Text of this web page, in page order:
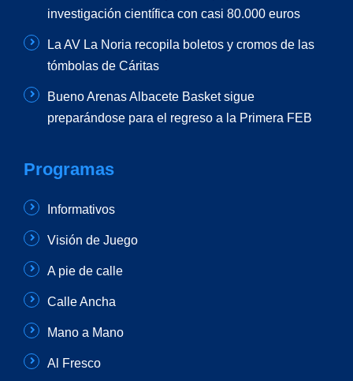
investigación científica con casi 80.000 euros
La AV La Noria recopila boletos y cromos de las
tómbolas de Cáritas
Bueno Arenas Albacete Basket sigue
preparándose para el regreso a la Primera FEB
Programas
Informativos
Visión de Juego
A pie de calle
Calle Ancha
Mano a Mano
Al Fresco